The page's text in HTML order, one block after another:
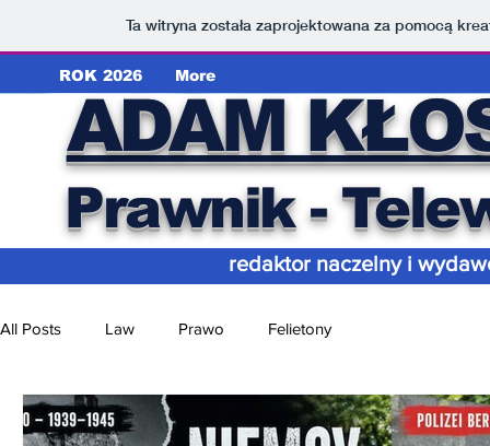
Ta witryna została zaprojektowana za pomocą
ROK 2026 More
ADAM
Prawnik -
redaktor naczelny i
All Posts Law Prawo Felietony